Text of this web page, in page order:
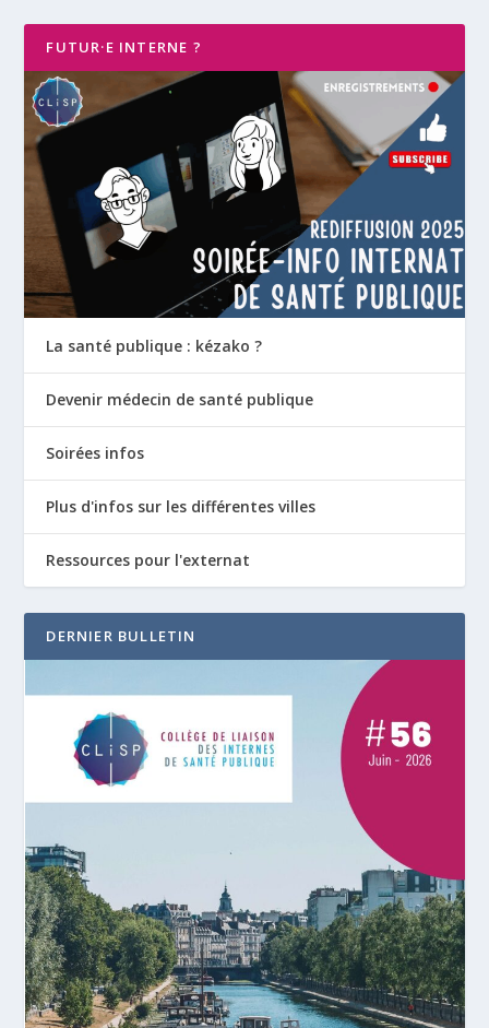
FUTUR·E INTERNE ?
La santé publique : kézako ?
Devenir médecin de santé publique
Soirées infos
Plus d'infos sur les différentes villes
Ressources pour l'externat
DERNIER BULLETIN